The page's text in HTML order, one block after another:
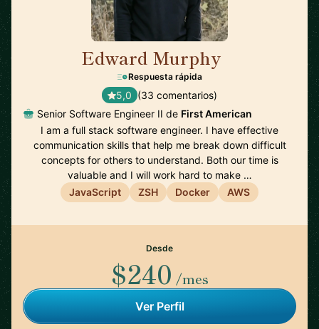
Edward Murphy
Respuesta rápida
5,0 (33 comentarios)
Senior Software Engineer II de First American
I am a full stack software engineer. I have effective
communication skills that help me break down difficult
concepts for others to understand. Both our time is
valuable and I will work hard to make …
JavaScript
ZSH Docker AWS
Desde
$240 /mes
Ver Perfil